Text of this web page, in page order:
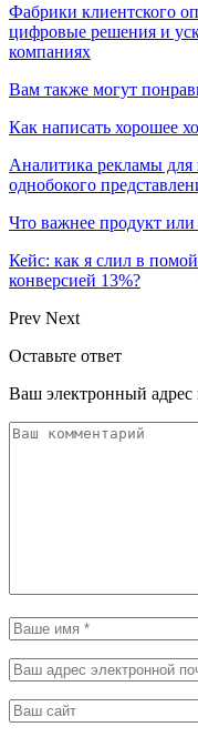
Фабрики клиентского
цифровые решения и
компаниях
Вам также могут
Как написать хорошее
Аналитика рекламы для
однобокого
Что важнее продукт или
Кейс: как я слил в
конверсией 13%?
Prev Next
Оставьте ответ
Ваш электронный адрес